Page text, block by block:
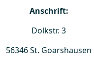
Anschrift:
Dolkstr. 3
56346 St. Goarshausen